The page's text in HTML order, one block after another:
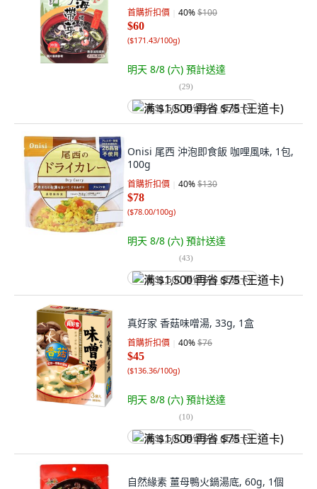
首購折扣價 40%$100
$60
($171.43/100g)
明天 8/8 (六) 預計送達
(29)
满 $1,500 再省 $75 (王道卡)
Onisi 尾西 沖泡即食飯 咖哩風味, 1包,
100g
首購折扣價 40%$130
$78
($78.00/100g)
明天 8/8 (六) 預計送達
(43)
满 $1,500 再省 $75 (王道卡)
真好家 香菇味噌湯, 33g, 1盒
首購折扣價 40%$76
$45
($136.36/100g)
明天 8/8 (六) 預計送達
(10)
满 $1,500 再省 $75 (王道卡)
自然緣素 薑母鴨火鍋湯底, 60g, 1個